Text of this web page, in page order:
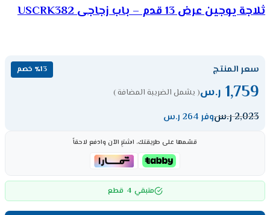
ثلاجة يوجين عرض 13 قدم – باب زجاجى USCRK382
سعر المنتج ٪13 خصم
1,759 ر.س( يشمل الضريبة المضافة )
2,023ر.سوفر 264 ر.س
قسّمها على طريقتك، اشترِ الآن وادفع لاحقاً
متبقي 4 قطع